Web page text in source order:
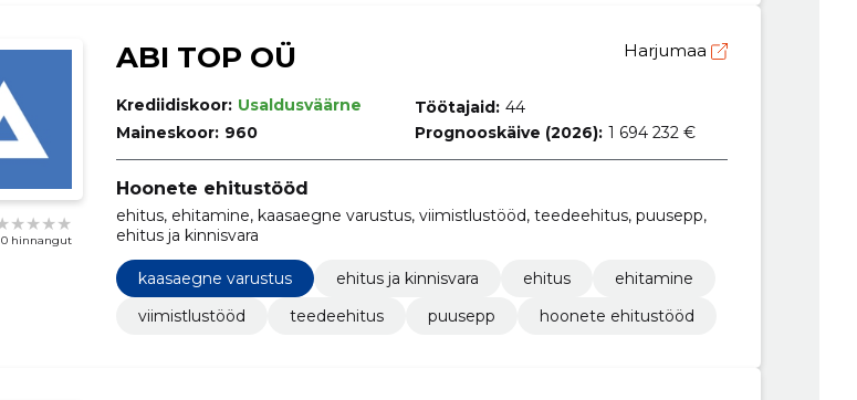
0 hinnangut
ABI TOP OÜ Harjumaa
Krediidiskoor: Usaldusväärne
Maineskoor: 960
Töötajaid: 44
Prognooskäive (2026): 1 694 232 €
Hoonete ehitustööd
ehitus, ehitamine, kaasaegne varustus, viimistlustööd, teedeehitus, puusepp,
ehitus ja kinnisvara
kaasaegne varustus ehitus ja kinnisvara ehitus
ehitamine
viimistlustööd
teedeehitus puusepp hoonete ehitustööd